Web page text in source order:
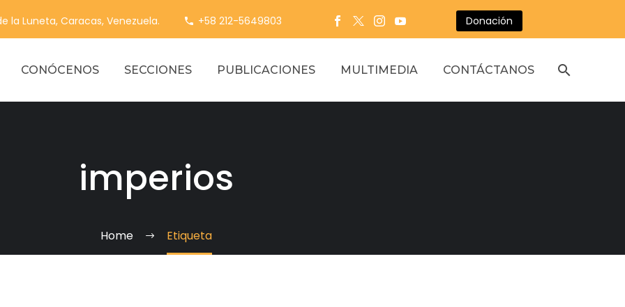
la Luneta, Caracas, Venezuela. +58 212-5649803 Donación
CONÓCENOS SECCIONES PUBLICACIONES MULTIMEDIA CONTÁCTANOS
imperios
Home Etiqueta